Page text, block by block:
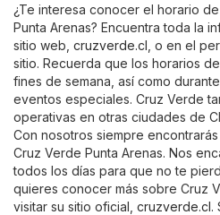
¿Te interesa conocer el horario
Punta Arenas? Encuentra toda la
sitio web, cruzverde.cl , o en el
sitio. Recuerda que los horarios
fines de semana, así como
eventos especiales. Cruz Verde
operativas en otras ciudades de
Con nosotros siempre
Cruz Verde Punta Arenas. Nos
todos los días para que no te
quieres conocer más sobre Cruz
visitar su sitio oficial, cruzverde.cl.